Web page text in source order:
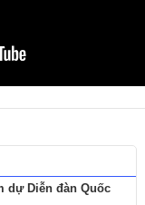
dự Diễn đàn Quốc